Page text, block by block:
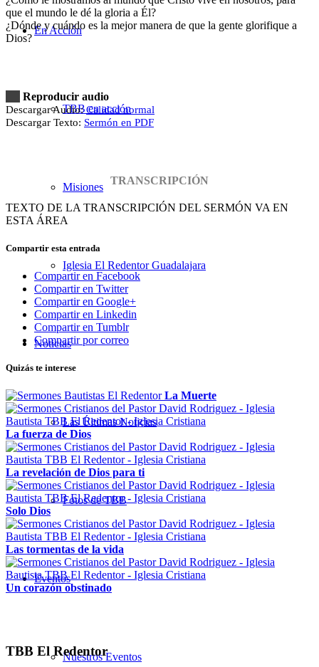
En Acción
TBB en acción
Misiones
Iglesia El Redentor Guadalajara
Noticias
Las Últimas Noticias
Fotos de TBB
Eventos
Nuestros Eventos
que el mundo le dé la gloria a Él?
¿Dónde y cuándo es la mejor manera de que la gente glorifique a
Dios?
Reproducir audio
Descargar Audio:Calidad normal
Descargar Texto: Sermón en PDF
TRANSCRIPCIÓN
TEXTO DE LA TRANSCRIPCIÓN DEL SERMÓN VA EN
ESTA ÁREA
Compartir esta entrada
Compartir en Facebook
Compartir en Twitter
Compartir en Google+
Compartir en Linkedin
Compartir en Tumblr
Compartir por correo
Quizás te interese
La Muerte
La fuerza de Dios
La revelación de Dios para ti
Solo Dios
Las tormentas de la vida
Un corazón obstinado
TBB El Redentor